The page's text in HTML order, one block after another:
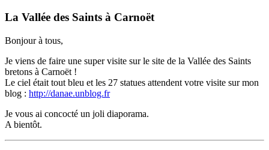
La Vallée des Saints à Carnoët
Bonjour à tous,
Je viens de faire une super visite sur le site de la Vallée des Saints
bretons à Carnoët !
Le ciel était tout bleu et les 27 statues attendent votre visite sur mon
blog : http://danae.unblog.fr
Je vous ai concocté un joli diaporama.
A bientôt.